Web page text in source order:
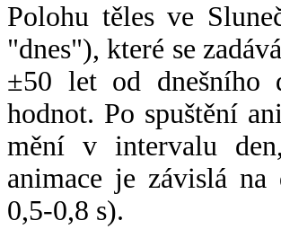
Polohu těles ve
"dnes"), které se
±50 let od dnešního
hodnot. Po spuštění
mění v intervalu
animace je závislá na
0,5-0,8 s).